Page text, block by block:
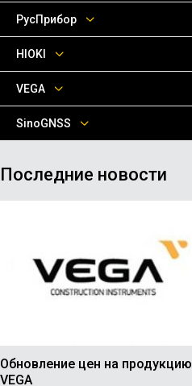
РусПрибор
HIOKI
VEGA
SinoGNSS
Последние новости
Обновление цен на продукцию
VEGA